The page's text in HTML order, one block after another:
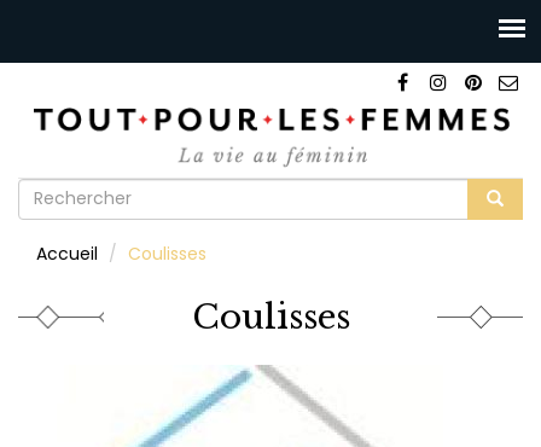
Formulaire
recherche
Accueil Coulisses
Coulisses